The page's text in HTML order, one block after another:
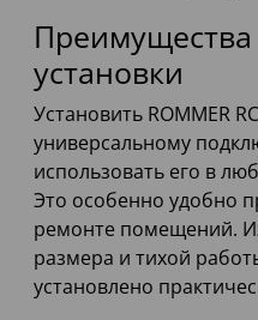
установки
Установить ROMMER
универсальному
использовать его в
Это особенно удобно
ремонте помещений.
размера и тихой
установлено